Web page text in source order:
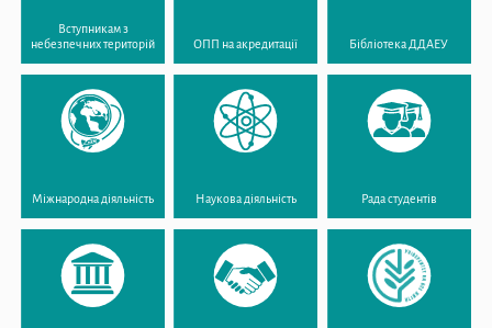
Вступникам з
небезпечних територій
ОПП на акредитації Бібліотека ДДАЕУ
Міжнародна діяльність Наукова діяльність Рада студентів